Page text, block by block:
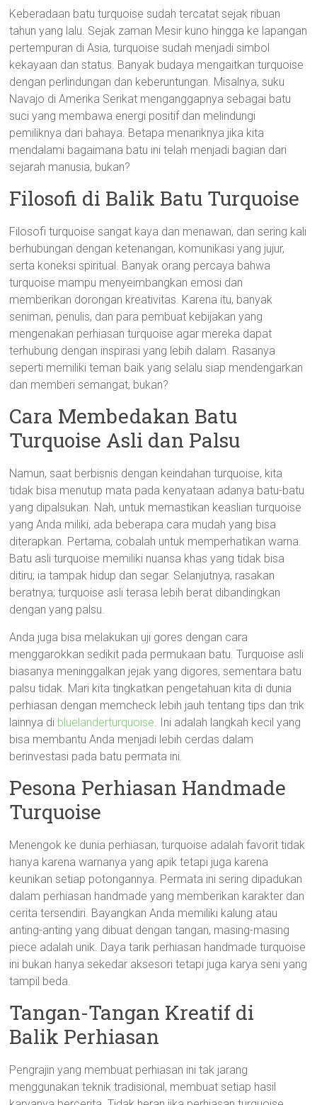
Keberadaan batu turquoise sudah tercatat sejak ribuan
tahun yang lalu. Sejak zaman Mesir kuno hingga ke lapangan
pertempuran di Asia, turquoise sudah menjadi simbol
kekayaan dan status. Banyak budaya mengaitkan turquoise
dengan perlindungan dan keberuntungan. Misalnya, suku
Navajo di Amerika Serikat menganggapnya sebagai batu
suci yang membawa energi positif dan melindungi
pemiliknya dari bahaya. Betapa menariknya jika kita
mendalami bagaimana batu ini telah menjadi bagian dari
sejarah manusia, bukan?
Filosofi di Balik Batu Turquoise
Filosofi turquoise sangat kaya dan menawan, dan sering kali
berhubungan dengan ketenangan, komunikasi yang jujur,
serta koneksi spiritual. Banyak orang percaya bahwa
turquoise mampu menyeimbangkan emosi dan
memberikan dorongan kreativitas. Karena itu, banyak
seniman, penulis, dan para pembuat kebijakan yang
mengenakan perhiasan turquoise agar mereka dapat
terhubung dengan inspirasi yang lebih dalam. Rasanya
seperti memiliki teman baik yang selalu siap mendengarkan
dan memberi semangat, bukan?
Cara Membedakan Batu
Turquoise Asli dan Palsu
Namun, saat berbisnis dengan keindahan turquoise, kita
tidak bisa menutup mata pada kenyataan adanya batu-batu
yang dipalsukan. Nah, untuk memastikan keaslian turquoise
yang Anda miliki, ada beberapa cara mudah yang bisa
diterapkan. Pertama, cobalah untuk memperhatikan warna.
Batu asli turquoise memiliki nuansa khas yang tidak bisa
ditiru; ia tampak hidup dan segar. Selanjutnya, rasakan
beratnya; turquoise asli terasa lebih berat dibandingkan
dengan yang palsu.
Anda juga bisa melakukan uji gores dengan cara
menggarokkan sedikit pada permukaan batu. Turquoise asli
biasanya meninggalkan jejak yang digores, sementara batu
palsu tidak. Mari kita tingkatkan pengetahuan kita di dunia
perhiasan dengan memcheck lebih jauh tentang tips dan trik
lainnya di bluelanderturquoise. Ini adalah langkah kecil yang
bisa membantu Anda menjadi lebih cerdas dalam
berinvestasi pada batu permata ini.
Pesona Perhiasan Handmade
Turquoise
Menengok ke dunia perhiasan, turquoise adalah favorit tidak
hanya karena warnanya yang apik tetapi juga karena
keunikan setiap potongannya. Permata ini sering dipadukan
dalam perhiasan handmade yang memberikan karakter dan
cerita tersendiri. Bayangkan Anda memiliki kalung atau
anting-anting yang dibuat dengan tangan, masing-masing
piece adalah unik. Daya tarik perhiasan handmade turquoise
ini bukan hanya sekedar aksesori tetapi juga karya seni yang
tampil beda.
Tangan-Tangan Kreatif di
Balik Perhiasan
Pengrajin yang membuat perhiasan ini tak jarang
menggunakan teknik tradisional, membuat setiap hasil